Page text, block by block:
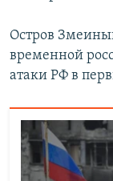
Остров
временной
атаки РФ в